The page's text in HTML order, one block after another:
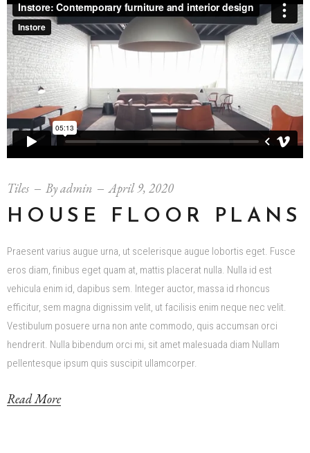
Tiles Byadmin April 9, 2020
HOUSE FLOOR PLANS
Praesent varius augue urna, ut scelerisque augue lobortis eget. Fusce
eros diam, finibus eget quam at, mattis placerat nulla. Nulla id est
vehicula enim id, dapibus sem. Integer auctor, massa id rhoncus
efficitur, sem magna dignissim velit, ut facilisis enim neque nec velit.
Vestibulum posuere urna non ante commodo, quis accumsan orci
hendrerit. Nulla bibendum orci mi, sit amet malesuada diam Nullam
pellentesque ipsum quis suscipit ullamcorper.
Read More